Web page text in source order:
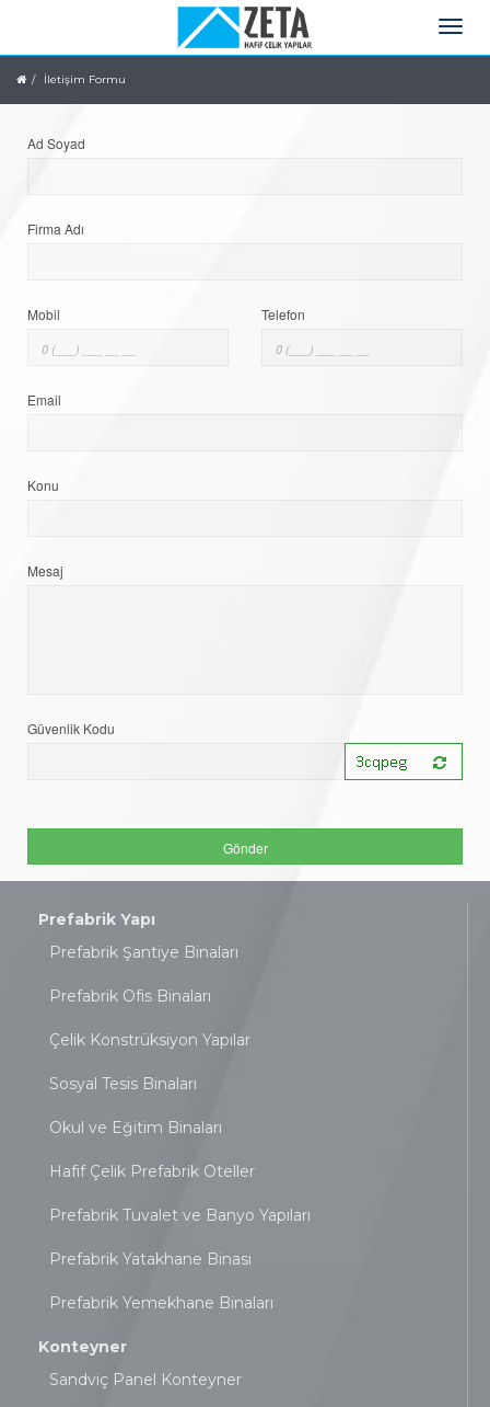
İletişim Formu
Ad Soyad
Firma Adı
Mobil Telefon
Email
Konu
Mesaj
Güvenlik Kodu
Prefabrik Yapı
Prefabrik Şantiye Binaları
Prefabrik Ofis Binaları
Çelik Konstrüksiyon Yapılar
Sosyal Tesis Binaları
Okul ve Eğitim Binaları
Hafif Çelik Prefabrik Oteller
Prefabrik Tuvalet ve Banyo Yapıları
Prefabrik Yatakhane Binası
Prefabrik Yemekhane Binaları
Konteyner
Sandviç Panel Konteyner